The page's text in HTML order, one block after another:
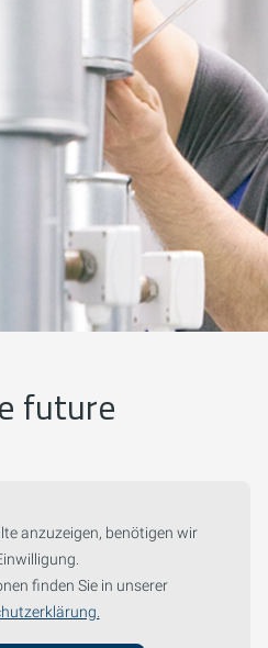
future
anzuzeigen, benötigen wir
finden Sie in unserer